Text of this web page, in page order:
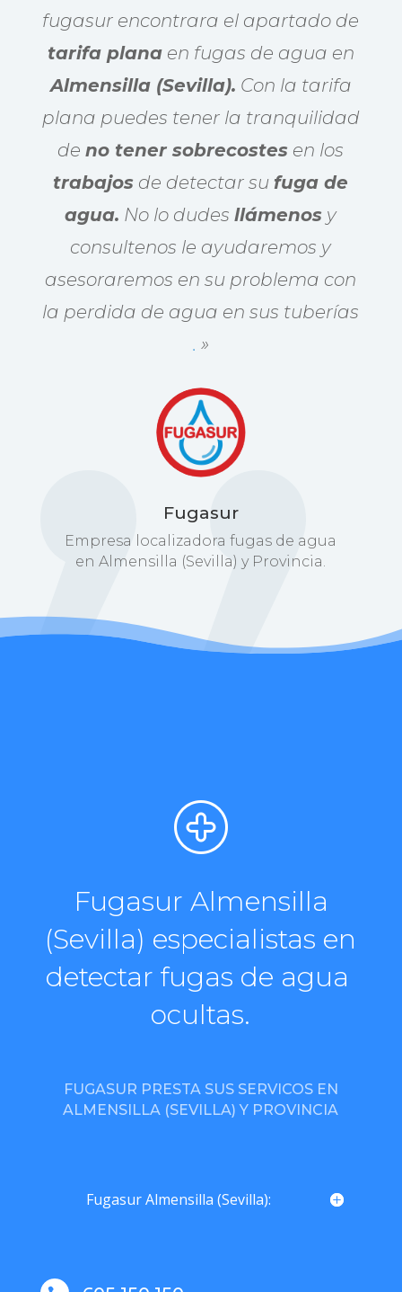
fugasur encontrara el apartado de
tarifa planaen fugas de agua en
Almensilla (Sevilla). Con la tarifa
plana puedes tener la tranquilidad
deno tener sobrecostes en los
trabajos de detectar sufuga de
agua. No lo dudesllámenos y
consultenos le ayudaremos y
asesoraremos en su problema con
la perdida de agua en sus tuberías
. »
Fugasur
Empresa localizadora fugas de agua
en Almensilla (Sevilla) y Provincia.
Fugasur Almensilla
(Sevilla) especialistas en
detectar fugas de agua
ocultas.
FUGASUR PRESTA SUS SERVICOS EN
ALMENSILLA (SEVILLA) Y PROVINCIA
Fugasur Almensilla (Sevilla):